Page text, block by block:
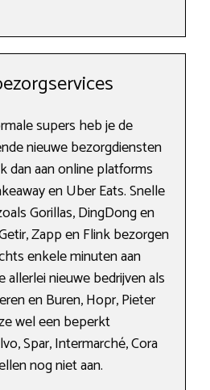
supers heb je de
nieuwe bezorgdiensten
dan aan online platforms
en Uber Eats. Snelle
Gorillas, DingDong en
Zapp en Flink bezorgen
enkele minuten aan
allerlei nieuwe bedrijven als
en Buren, Hopr, Pieter
wel een beperkt
Spar, Intermarché, Cora
nog niet aan.